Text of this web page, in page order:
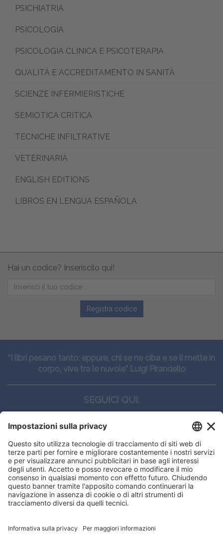
PSICHIATRIA
PSICOLOGIA
PSICOLOGIA CLINICA E PSICOTERAPIA
QUALITÀ E ACCREDITAMENTO IN SANITÀ
SCIENZE INFERMIERISTICHE
SEMIOTICA CRITICA
TECNICHE INFILTRATIVE
VETERINARIA
ENGLISH EDITIONS
LIBROS EN LENGUA ESPAÑOLA
Hai un codice? Inseriscilo qui!
Registra codice
“I libri pesano tanto: eppure, chi se ne ciba e se li mette in
corpo, vive tra le nuvole” Luigi Pirandello
SEGUICI QUI:
CONTATTI
Edi.Ermes srl
Viale E. Forlanini, 21 - 20134, Milano
(+39)027021121
E-mail:eeinfo@eenet.it
ORARI
offrirti la migliore navigazione